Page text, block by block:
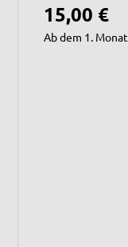
15,00 €
Ab dem 1. Monat